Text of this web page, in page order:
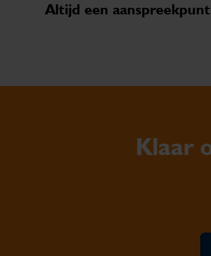
Altijd een aanspreekpunt
Klaar